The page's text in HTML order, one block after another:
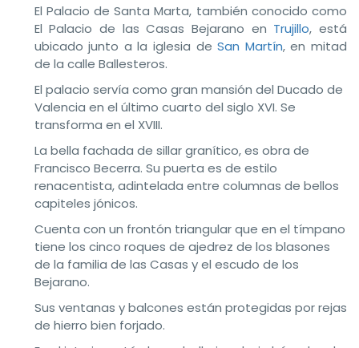
El Palacio de Santa Marta, también conocido como
El Palacio de las Casas Bejarano en Trujillo, está
ubicado junto a la iglesia deSan Martín, en mitad
de la calle Ballesteros.
El palacio servía como gran mansión del Ducado de
Valencia en el último cuarto del siglo XVI. Se
transforma en el XVIII.
La bella fachada de sillar granítico, es obra de
Francisco Becerra. Su puerta es de estilo
renacentista, adintelada entre columnas de bellos
capiteles jónicos.
Cuenta con un frontón triangular que en el tímpano
tiene los cinco roques de ajedrez de los blasones
de la familia de las Casas y el escudo de los
Bejarano.
Sus ventanas y balcones están protegidas por rejas
de hierro bien forjado.